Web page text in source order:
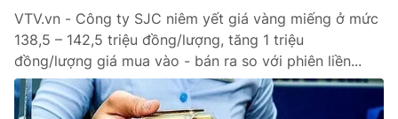
Xã hội
Pháp luật
VTV.vn - Công ty SJC niêm yết giá vàng miếng ở mức
138,5 – 142,5 triệu đồng/lượng, tăng 1 triệu
đồng/lượng giá mua vào - bán ra so với phiên liền...